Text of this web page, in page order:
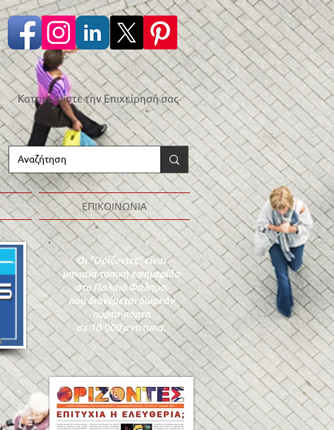
Καταχωρίστε την Επιχείρησή σας
ΕΠΙΚΟΙΝΩΝΙΑ
Οι "Ορίζοντες" είναι
μηνιαία τοπική εφημερίδα
στο Παλαιό Φάληρο,
που διανέμεται δωρεάν
πόρτα-πόρτα
σε 10.000 αντίτυπα.